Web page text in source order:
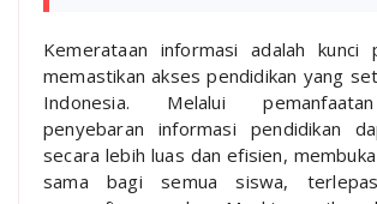
Kemerataan informasi adalah kunci
memastikan akses pendidikan yang
Indonesia. Melalui
penyebaran informasi pendidikan
secara lebih luas dan efisien,
sama bagi semua siswa,